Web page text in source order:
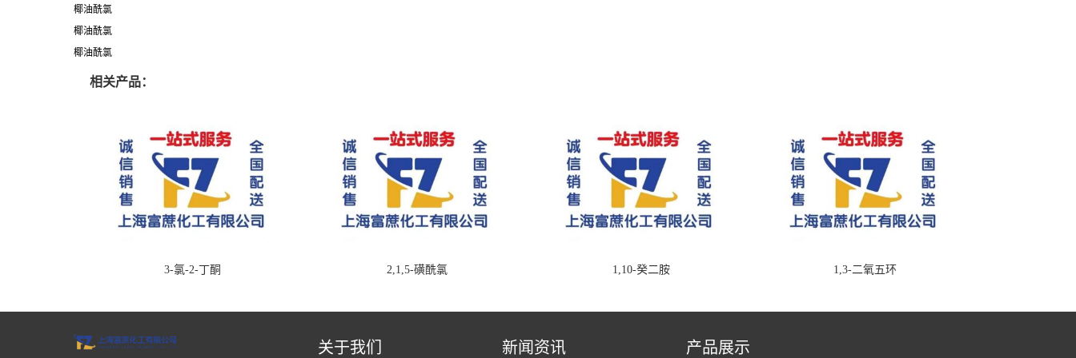
椰油酰氯
椰油酰氯
椰油酰氯
相关产品：
3-氯-2-丁酮 2,1,5-磺酰氯 1,10-癸二胺 1,3-二氧五环
关于我们 新闻资讯 产品展示